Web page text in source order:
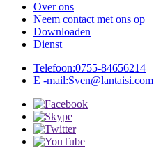
Over ons
Neem contact met ons op
Downloaden
Dienst
Telefoon:0755-84656214
E -mail:Sven@lantaisi.com